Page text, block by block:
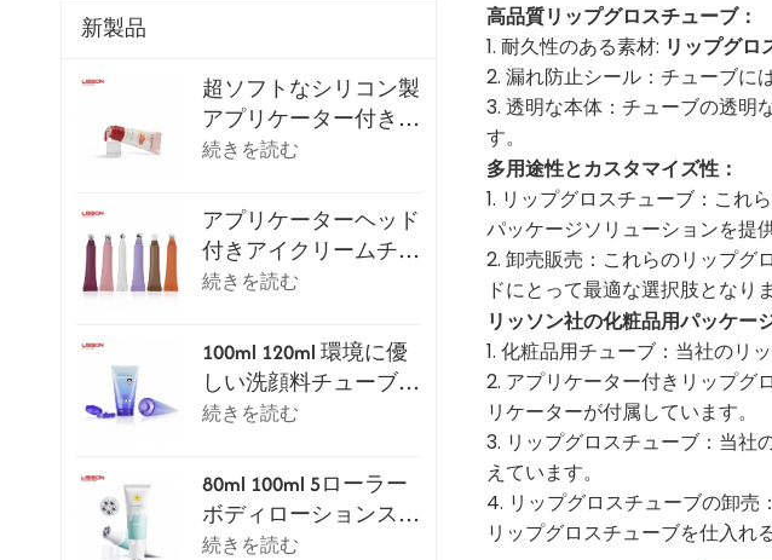
新製品
超ソフトなシリコン製
アプリケーター付きリ
ップグロスチューブ
続きを読む
アプリケーターヘッド
付きアイクリームチュ
ーブパッケージシリー
続きを読む
100ml 120ml 環境に優
しい洗顔料チューブ
（フリップトップキャ
続きを読む
80ml 100ml 5ローラー
ボディローションスク
レイピングマッサージ
続きを読む
高品質リップグロスチューブ：
1. 耐久性のある素材: リップグロ
2. 漏れ防止シール：チューブに
3. 透明な本体：チューブの透明
す。
多用途性とカスタマイズ性：
1. リップグロスチューブ：これ
パッケージソリューションを提
2. 卸売販売：これらのリップグ
ドにとって最適な選択肢となりま
リッソン社の化粧品用パッケー
1. 化粧品用チューブ：当社のリ
2. アプリケーター付きリップグ
リケーターが付属しています。
3. リップグロスチューブ：当社
えています。
4. リップグロスチューブの卸売
リップグロスチューブを仕入れ